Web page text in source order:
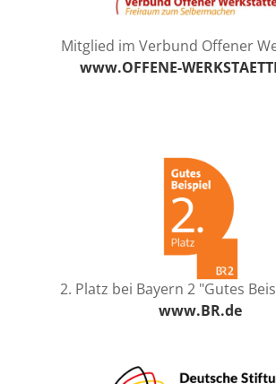
Mitglied im Verbund Offener
www.OFFENE-
2. Platz bei Bayern 2 "Gutes
www.BR.de